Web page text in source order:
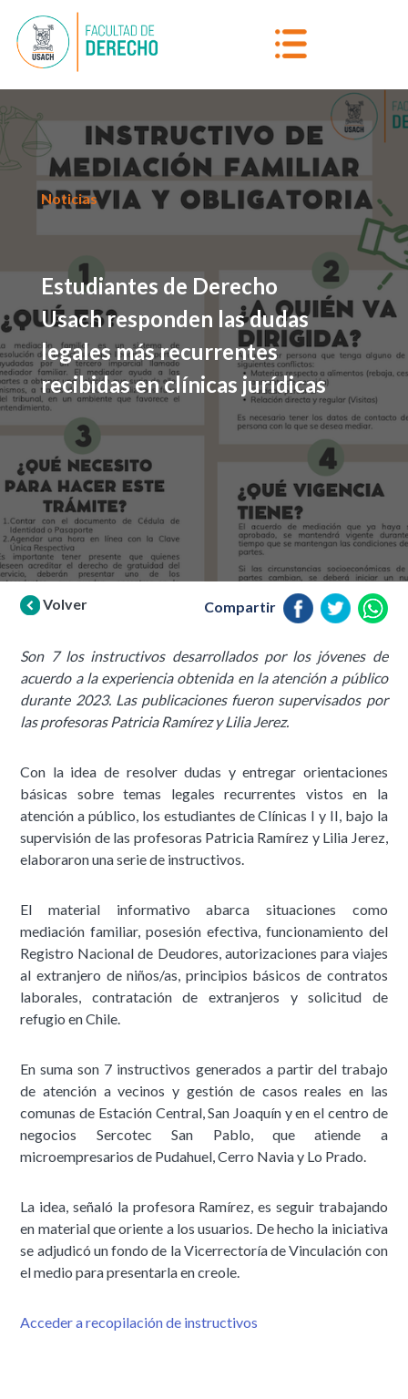
Noticias
Estudiantes de Derecho
Usach responden las dudas
legales más recurrentes
recibidas en clínicas jurídicas
Volver Compartir
Son 7 los instructivos desarrollados por los jóvenes de
acuerdo a la experiencia obtenida en la atención a público
durante 2023. Las publicaciones fueron supervisados por
las profesoras Patricia Ramírez y Lilia Jerez.
Con la idea de resolver dudas y entregar orientaciones
básicas sobre temas legales recurrentes vistos en la
atención a público, los estudiantes de Clínicas I y II, bajo la
supervisión de las profesoras Patricia Ramírez y Lilia Jerez,
elaboraron una serie de instructivos.
El material informativo abarca situaciones como
mediación familiar, posesión efectiva, funcionamiento del
Registro Nacional de Deudores, autorizaciones para viajes
al extranjero de niños/as, principios básicos de contratos
laborales, contratación de extranjeros y solicitud de
refugio en Chile.
En suma son 7 instructivos generados a partir del trabajo
de atención a vecinos y gestión de casos reales en las
comunas de Estación Central, San Joaquín y en el centro de
negocios Sercotec San Pablo, que atiende a
microempresarios de Pudahuel, Cerro Navia y Lo Prado.
La idea, señaló la profesora Ramírez, es seguir trabajando
en material que oriente a los usuarios. De hecho la iniciativa
se adjudicó un fondo de la Vicerrectoría de Vinculación con
el medio para presentarla en creole.
Acceder a recopilación de instructivos